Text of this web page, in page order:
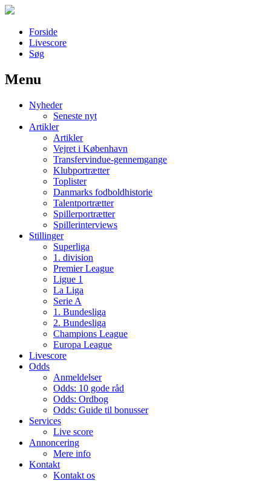
Forside
Livescore
Søg
Наши партнеры
лучшие займы
Menu
Nyheder
Seneste nyt
Artikler
Artikler
Vejret i København
Transfervindue-gennemgange
Klubportrætter
Toplister
Danmarks fodboldhistorie
Talentportrætter
Spillerportrætter
Spillerinterviews
Stillinger
Superliga
1. division
Premier League
Ligue 1
La Liga
Serie A
1. Bundesliga
2. Bundesliga
Champions League
Europa League
Livescore
Odds
Anmeldelser
Odds: 10 gode råd
Odds: Ordbog
Odds: Guide til bonusser
Services
Live score
Annoncering
Mere info
Kontakt
Kontakt os